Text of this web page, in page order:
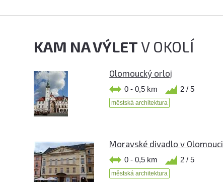
KAM NA VÝLETV OKOLÍ
Olomoucký orloj
0 - 0,5 km 2 / 5
městská architektura
Moravské divadlo v Olomouci
0 - 0,5 km 2 / 5
městská architektura